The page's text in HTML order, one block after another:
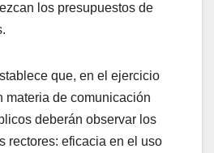
los presupuestos de
que, en el ejercicio
materia de comunicación
deberán observar los
rectores: eficacia en el uso